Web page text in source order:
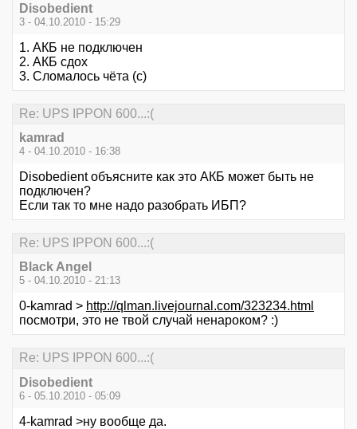
Disobedient
3 - 04.10.2010 - 15:29
1. АКБ не подключен
2. АКБ сдох
3. Сломалось чёта (с)
Re: UPS IPPON 600...:(
kamrad
4 - 04.10.2010 - 16:38
Disobedient объясните как это АКБ может быть не
подключен?
Если так то мне надо разобрать ИБП?
Re: UPS IPPON 600...:(
Black Angel
5 - 04.10.2010 - 21:13
0-kamrad > http://qlman.livejournal.com/323234.html
посмотри, это не твой случай ненароком? :)
Re: UPS IPPON 600...:(
Disobedient
6 - 05.10.2010 - 05:09
4-kamrad >ну вообще да.